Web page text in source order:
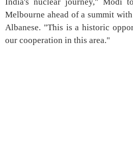
Melbourne ahead of a summit
Albanese. "This is a historic
our cooperation in this area."